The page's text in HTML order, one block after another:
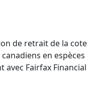
Dans ses
et de services. À
les Cours
commerce extérieur,
Canada et d'autres
de retrait de la cote
en espèces
avec Fairfax Financial